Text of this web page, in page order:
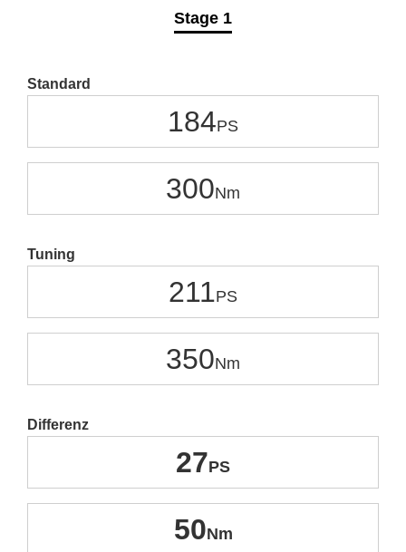
Stage 1
Standard
184
300
Tuning
211
350
Differenz
27
50